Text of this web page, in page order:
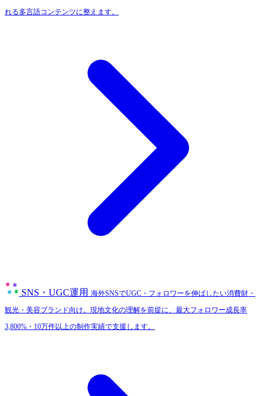
れる多言語コンテンツに整えます。
SNS・UGC運用 海外SNSでUGC・フォロワーを伸ばしたい消費財・
観光・美容ブランド向け。現地文化の理解を前提に、最大フォロワー成長率
3,800%・10万件以上の制作実績で支援します。